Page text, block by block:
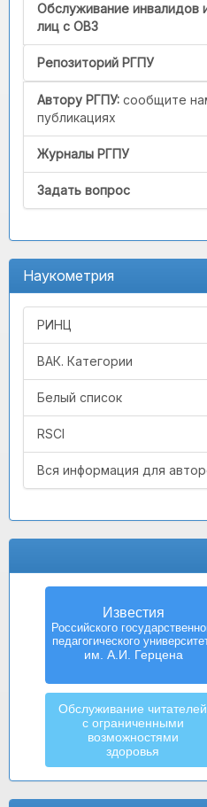
Обслуживание инвалидов
лиц с ОВЗ
Репозиторий РГПУ
Автору РГПУ: сообщите
публикациях
Журналы РГПУ
Задать вопрос
Наукометрия
РИНЦ
ВАК. Категории
Белый список
RSCI
Вся информация для
Известия
Российского
педагогического
им. А.И. Герцена
Обслуживание читателей
с ограниченными
возможностями
здоровья